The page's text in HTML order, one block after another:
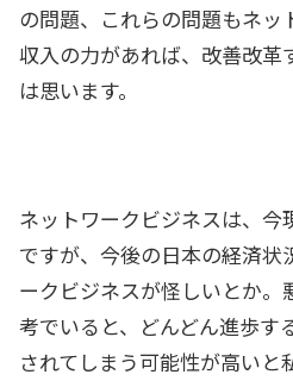
の問題、これらの問題もネッ
収入の力があれば、改善改革
は思います。
ネットワークビジネスは、今
ですが、今後の日本の経済状
ークビジネスが怪しいとか
考でいると、どんどん進歩す
されてしまう可能性が高いと